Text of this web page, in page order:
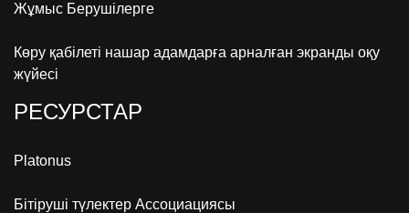
Жұмыс Берушілерге
Көру қабілеті нашар адамдарға арналған экранды оқу
жүйесі
РЕСУРСТАР
Platonus
Бітіруші түлектер Ассоциациясы